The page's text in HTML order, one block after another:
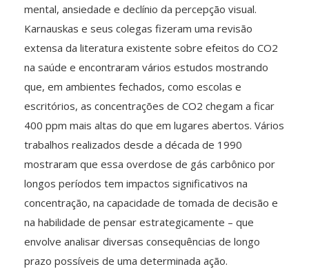
mental, ansiedade e declínio da percepção visual.
Karnauskas e seus colegas fizeram uma revisão
extensa da literatura existente sobre efeitos do CO2
na saúde e encontraram vários estudos mostrando
que, em ambientes fechados, como escolas e
escritórios, as concentrações de CO2 chegam a ficar
400 ppm mais altas do que em lugares abertos. Vários
trabalhos realizados desde a década de 1990
mostraram que essa overdose de gás carbônico por
longos períodos tem impactos significativos na
concentração, na capacidade de tomada de decisão e
na habilidade de pensar estrategicamente – que
envolve analisar diversas consequências de longo
prazo possíveis de uma determinada ação.